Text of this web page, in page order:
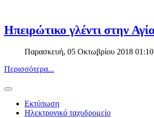
Ηπειρώτικο γλέντι στην
Παρασκευή, 05 Οκτωβρίου 2018 01:10
Περισσότερα...
Εκτύπωση
Ηλεκτρονικό ταχυδρομείο